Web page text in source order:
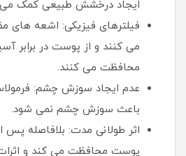
ایجاد درخشش طبیعی کمک می
می کنند و از پوست در برابر
محافظت می کنند.
عدم ایجاد سوزش چشم:
باعث سوزش چشم نمی شود.
اثر طولانی مدت: بلافاصله پس
پوست محافظت می کند و